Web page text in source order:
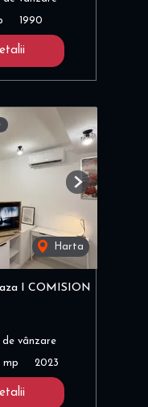
1990
Harta
Next
I COMISION
vânzare
mp 2023